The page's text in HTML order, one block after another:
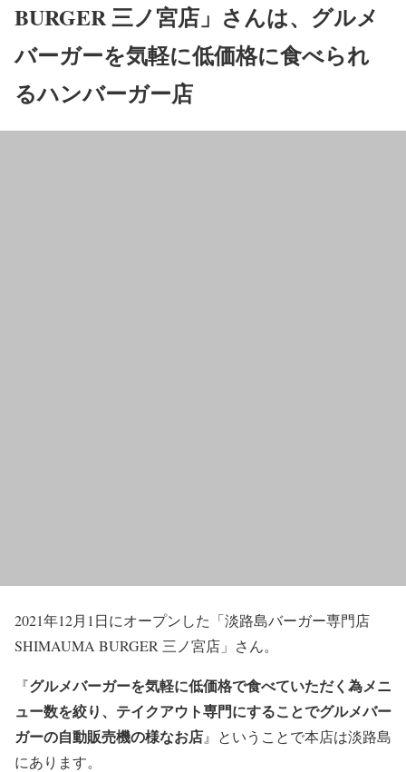
BURGER 三ノ宮店」さんは、グルメ
バーガーを気軽に低価格に食べられ
るハンバーガー店
2021年12月1日にオープンした「淡路島バーガー専門店
SHIMAUMA BURGER 三ノ宮店」さん。
『グルメバーガーを気軽に低価格で食べていただく為メニ
ュー数を絞り、テイクアウト専門にすることでグルメバー
ガーの自動販売機の様なお店』ということで本店は淡路島
にあります。